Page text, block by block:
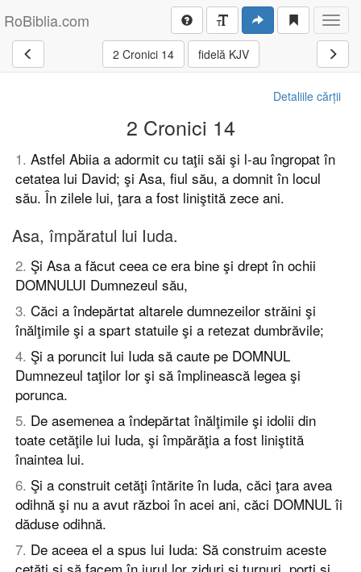
RoBiblia.com
2 Cronici 14 fidelă KJV
Detaliile cărții
2 Cronici 14
1. Astfel Abiia a adormit cu taţii săi şi l-au îngropat în
cetatea lui David; şi Asa, fiul său, a domnit în locul
său. În zilele lui, ţara a fost liniştită zece ani.
Asa, împăratul lui Iuda.
2. Şi Asa a făcut ceea ce era bine şi drept în ochii
DOMNULUI Dumnezeul său,
3. Căci a îndepărtat altarele dumnezeilor străini şi
înălţimile şi a spart statuile şi a retezat dumbrăvile;
4. Şi a poruncit lui Iuda să caute pe DOMNUL
Dumnezeul taţilor lor şi să împlinească legea şi
porunca.
5. De asemenea a îndepărtat înălţimile şi idolii din
toate cetăţile lui Iuda, şi împărăţia a fost liniştită
înaintea lui.
6. Şi a construit cetăţi întărite în Iuda, căci ţara avea
odihnă şi nu a avut război în acei ani, căci DOMNUL îi
dăduse odihnă.
7. De aceea el a spus lui Iuda: Să construim aceste